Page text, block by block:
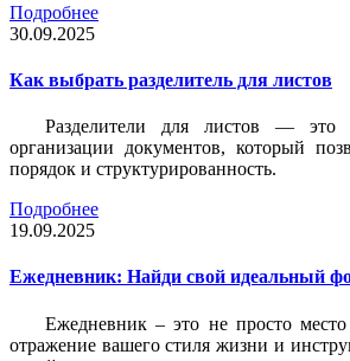
Подробнее
30.09.2025
Как выбрать разделитель для листов
Разделители для листов —
организации документов, который
порядок и структурированность.
Подробнее
19.09.2025
Ежедневник: Найди свой идеальный
Ежедневник – это не просто
отражение вашего стиля жизни и